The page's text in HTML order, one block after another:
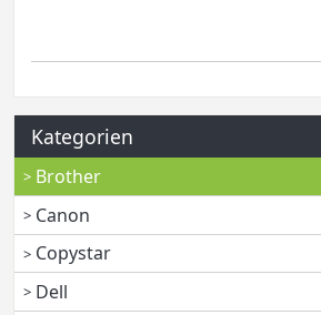
Kategorien
Brother
Canon
Copystar
Dell